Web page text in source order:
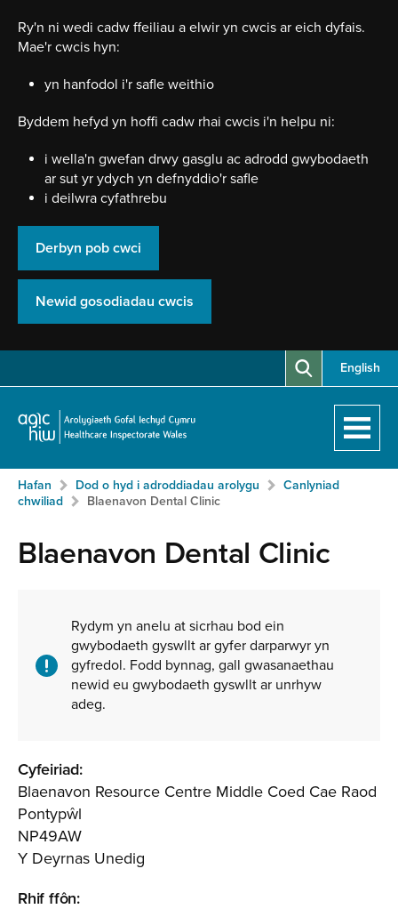
Ry'n ni wedi cadw ffeiliau a elwir yn cwcis ar eich dyfais.
Mae'r cwcis hyn:
yn hanfodol i'r safle weithio
Byddem hefyd yn hoffi cadw rhai cwcis i'n helpu ni:
i wella'n gwefan drwy gasglu ac adrodd gwybodaeth
ar sut yr ydych yn defnyddio'r safle
i deilwra cyfathrebu
Derbyn pob cwci
Newid gosodiadau cwcis
English
Hafan
Breadcrumb
Hafan Dod o hyd i adroddiadau arolygu
Canlyniad
chwiliad
Neidio
gynnwy:
Blaenavon Dental Clinic
Blaenavon Dental Clinic
gwasanaeth
Rydym yn anelu at sicrhau bod ein
gwybodaeth gyswllt ar gyfer darparwyr yn
gyfredol. Fodd bynnag, gall gwasanaethau
newid eu gwybodaeth gyswllt ar unrhyw
adeg.
Cyfeiriad:
Blaenavon Resource Centre Middle Coed Cae Raod
Pontypŵl
NP49AW
Y Deyrnas Unedig
Rhif ffôn: